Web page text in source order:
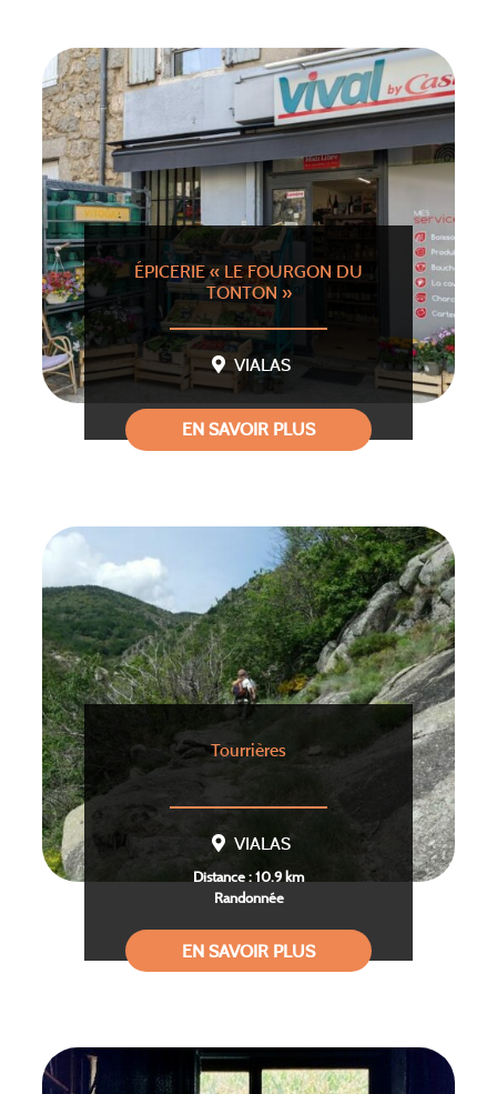
ÉPICERIE « LE FOURGON DU
TONTON »
VIALAS
EN SAVOIR PLUS
Tourrières
VIALAS
Distance : 10.9 km
Randonnée
EN SAVOIR PLUS